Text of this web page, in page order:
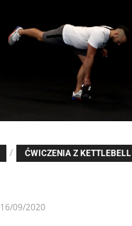
/ ĆWICZENIA Z KETTLEBELL
16/09/2020